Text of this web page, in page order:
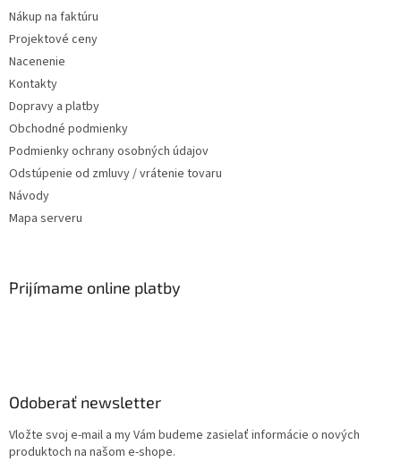
Nákup na faktúru
Projektové ceny
Nacenenie
Kontakty
Dopravy a platby
Obchodné podmienky
Podmienky ochrany osobných údajov
Odstúpenie od zmluvy / vrátenie tovaru
Návody
Mapa serveru
Prijímame online platby
Odoberať newsletter
Vložte svoj e-mail a my Vám budeme zasielať informácie o nových
produktoch na našom e-shope.